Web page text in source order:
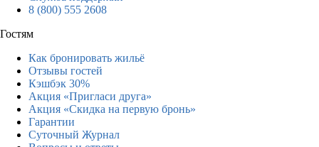
8 (800) 555 2608
Гостям
Как бронировать жильё
Отзывы гостей
Кэшбэк 30%
Акция «Пригласи друга»
Акция «Скидка на первую бронь»
Гарантии
Суточный Журнал